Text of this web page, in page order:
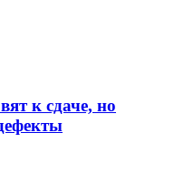
к сдаче, но